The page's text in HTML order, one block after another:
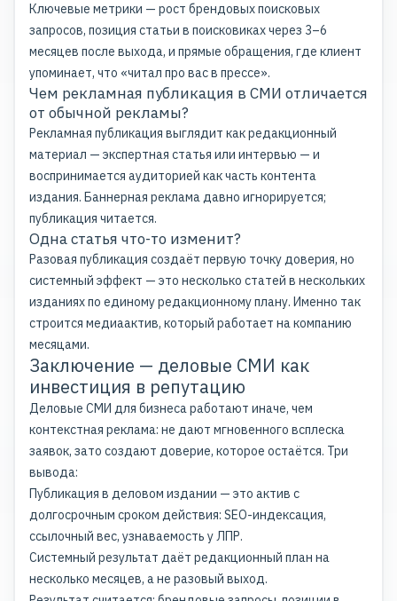
Ключевые метрики — рост брендовых поисковых
запросов, позиция статьи в поисковиках через 3–6
месяцев после выхода, и прямые обращения, где клиент
упоминает, что «читал про вас в прессе».
Чем рекламная публикация в СМИ отличается
от обычной рекламы?
Рекламная публикация выглядит как редакционный
материал — экспертная статья или интервью — и
воспринимается аудиторией как часть контента
издания. Баннерная реклама давно игнорируется;
публикация читается.
Одна статья что-то изменит?
Разовая публикация создаёт первую точку доверия, но
системный эффект — это несколько статей в нескольких
изданиях по единому редакционному плану. Именно так
строится медиаактив, который работает на компанию
месяцами.
Заключение — деловые СМИ как
инвестиция в репутацию
Деловые СМИ для бизнеса работают иначе, чем
контекстная реклама: не дают мгновенного всплеска
заявок, зато создают доверие, которое остаётся. Три
вывода:
Публикация в деловом издании — это актив с
долгосрочным сроком действия: SEO-индексация,
ссылочный вес, узнаваемость у ЛПР.
Системный результат даёт редакционный план на
несколько месяцев, а не разовый выход.